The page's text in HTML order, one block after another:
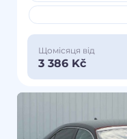
Щомісяця від
3 386 Kč